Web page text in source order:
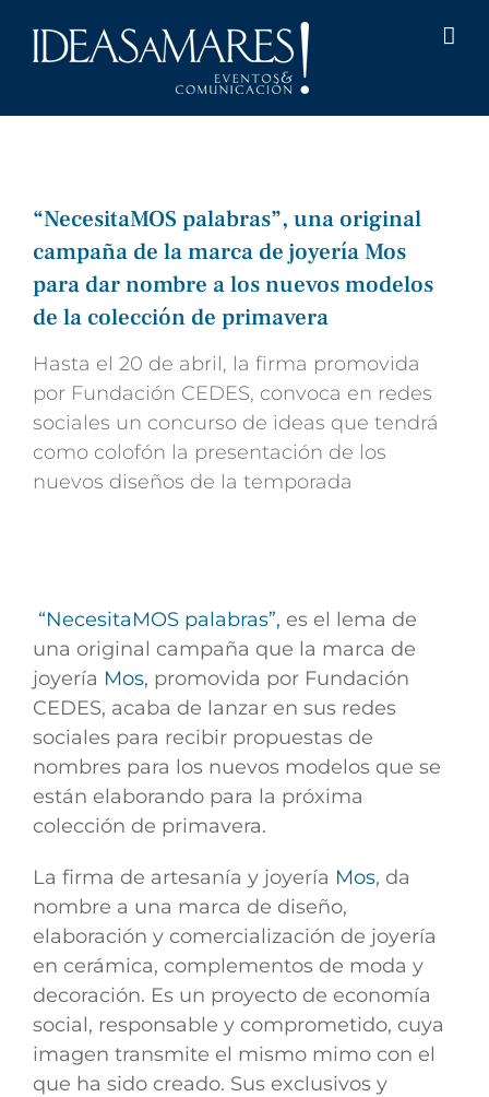
“NecesitaMOS palabras”, una original
campaña de la marca de joyería Mos
para dar nombre a los nuevos modelos
de la colección de primavera
Hasta el 20 de abril, la firma promovida
por Fundación CEDES, convoca en redes
sociales un concurso de ideas que tendrá
como colofón la presentación de los
nuevos diseños de la temporada
“NecesitaMOS palabras”, es el lema de
una original campaña que la marca de
joyería Mos, promovida por Fundación
CEDES, acaba de lanzar en sus redes
sociales para recibir propuestas de
nombres para los nuevos modelos que se
están elaborando para la próxima
colección de primavera.
La firma de artesanía y joyería Mos, da
nombre a una marca de diseño,
elaboración y comercialización de joyería
en cerámica, complementos de moda y
decoración. Es un proyecto de economía
social, responsable y comprometido, cuya
imagen transmite el mismo mimo con el
que ha sido creado. Sus exclusivos y